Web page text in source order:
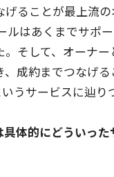
げることが最上流
ルはあくまでサポ
。そして、オーナ
、成約までつなげ
いうサービスに辿り
体的にどういった